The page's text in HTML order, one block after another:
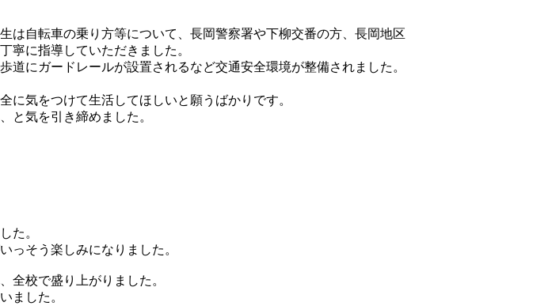
は自転車の乗り方等について、長岡警察署や下柳交番の方、長岡地区
寧に指導していただきました。
にガードレールが設置されるなど交通安全環境が整備されました。
に気をつけて生活してほしいと願うばかりです。
と気を引き締めました。
た。
っそう楽しみになりました。
全校で盛り上がりました。
ました。